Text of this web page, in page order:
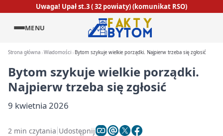
Uwaga! Upał st.3 ( 32 powiaty) (komunikat RSO)
MENU
Strona główna Wiadomości Bytom szykuje wielkie porządki. Najpierw trzeba się zgłosić
Bytom szykuje wielkie porządki.
Najpierw trzeba się zgłosić
9 kwietnia 2026
2 min czytania Udostępnij